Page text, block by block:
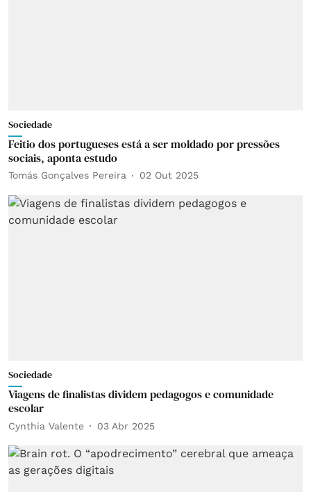
Sociedade
Feitio dos portugueses está a ser moldado por pressões
sociais, aponta estudo
Tomás Gonçalves Pereira 02 Out 2025
Sociedade
Viagens de finalistas dividem pedagogos e comunidade
escolar
Cynthia Valente 03 Abr 2025